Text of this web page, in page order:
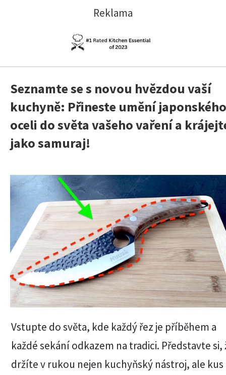
Reklama
Seznamte se s novou hvězdou vaší
kuchyně: Přineste umění japonského
oceli do světa vašeho vaření a
jako samuraj!
Vstupte do světa, kde každý řez je příběhem a
každé sekání odkazem na tradici. Představte si,
držíte v rukou nejen kuchyňský nástroj, ale kus